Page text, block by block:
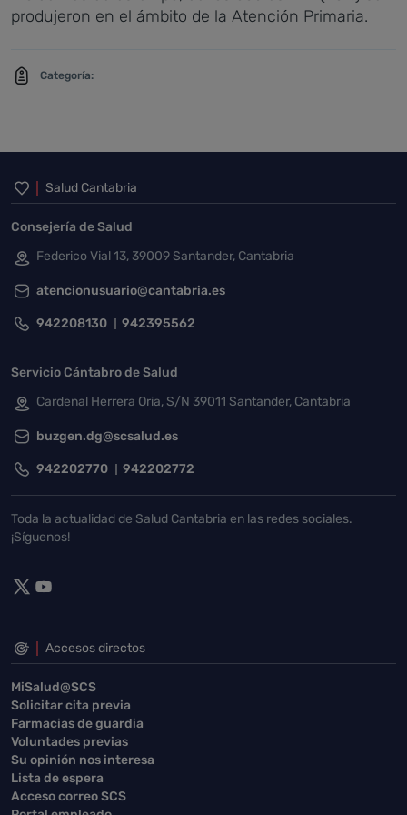
produjeron en el ámbito de la Atención Primaria.
Categoría:
Inicio del pie de página
Salud Cantabria
Consejería de Salud
Federico Vial 13, 39009 Santander, Cantabria
atencionusuario@cantabria.es
942208130 942395562
Servicio Cántabro de Salud
Cardenal Herrera Oria, S/N 39011 Santander, Cantabria
buzgen.dg@scsalud.es
942202770 942202772
Toda la actualidad de Salud Cantabria en las redes sociales.
¡Síguenos!
Accesos directos
MiSalud@SCS
Solicitar cita previa
Farmacias de guardia
Voluntades previas
Su opinión nos interesa
Lista de espera
Acceso correo SCS